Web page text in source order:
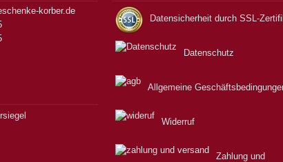
korber.de
Datensicherheit durch SSL-
Datenschutz
Allgemeine
Widerruf
Zahlung und